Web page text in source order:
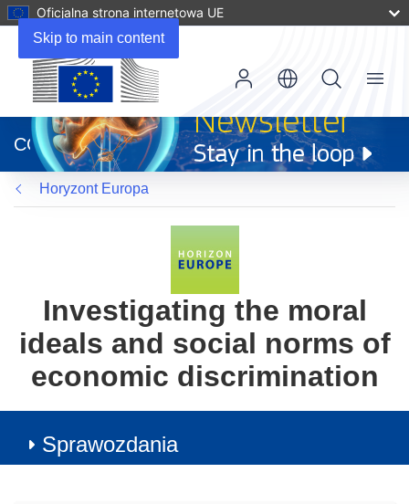
Skip to main content
Oficjalna strona internetowa UE
otworzy
się
w
nowym
oknie)
CORDIS
Menu
Horyzont Europa
Investigating the moral
ideals and social norms of
economic discrimination
Sprawozdania